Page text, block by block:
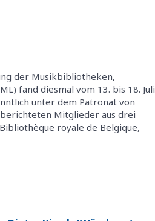
der Musikbibliotheken,
fand diesmal vom 13. bis 18. Juli
unter dem Patronat von
Mitglieder aus drei
royale de Belgique,